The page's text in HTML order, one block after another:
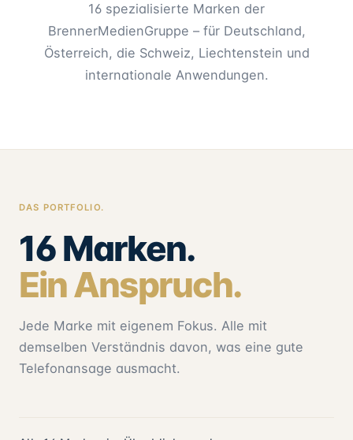
16 spezialisierte Marken der
BrennerMedienGruppe – für Deutschland,
Österreich, die Schweiz, Liechtenstein und
internationale Anwendungen.
DAS PORTFOLIO.
16 Marken.
Ein Anspruch.
Jede Marke mit eigenem Fokus. Alle mit
demselben Verständnis davon, was eine gute
Telefonansage ausmacht.